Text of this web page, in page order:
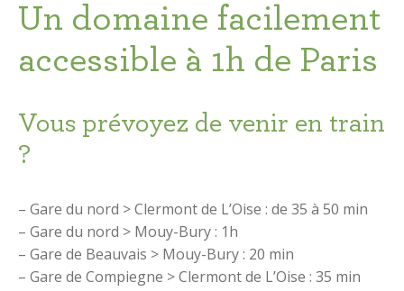
Un domaine facilement
accessible à 1h de Paris
Vous prévoyez de venir en train
?
– Gare du nord > Clermont de L’Oise : de 35 à 50 min
– Gare du nord > Mouy-Bury : 1h
– Gare de Beauvais > Mouy-Bury : 20 min
– Gare de Compiegne > Clermont de L’Oise : 35 min